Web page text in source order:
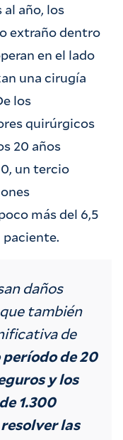
año, los
extraño dentro
en el lado
una cirugía
los
quirúrgicos
20 años
un tercio
más del 6,5
daños
también
de
de 20
y los
1.300
las